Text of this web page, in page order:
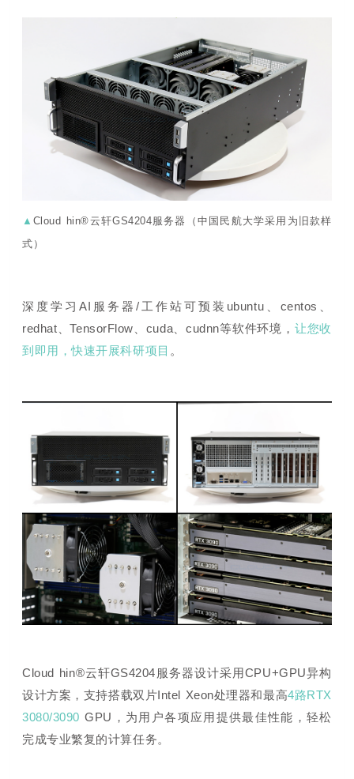
▲ Cloud hin®云轩GS4204服务器（中国民航大学采用为旧款样
式）
深度学习AI服务器/工作站可预装ubuntu、centos、
redhat、TensorFlow、cuda、cudnn等软件环境， 让您收
到即用，快速开展科研项目 。
Cloud hin®云轩GS4204服务器设计采用CPU+GPU异构
设计方案，支持搭载双片Intel Xeon处理器和最高4路RTX
3080/3090 GPU，为用户各项应用提供最佳性能，轻松
完成专业繁复的计算任务。